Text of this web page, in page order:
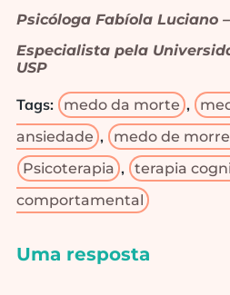
Psicóloga Fabíola Luciano
Especialista pela
USP
Tags: medo da morte ,
ansiedade , medo de
Psicoterapia , terapia
comportamental
Uma resposta